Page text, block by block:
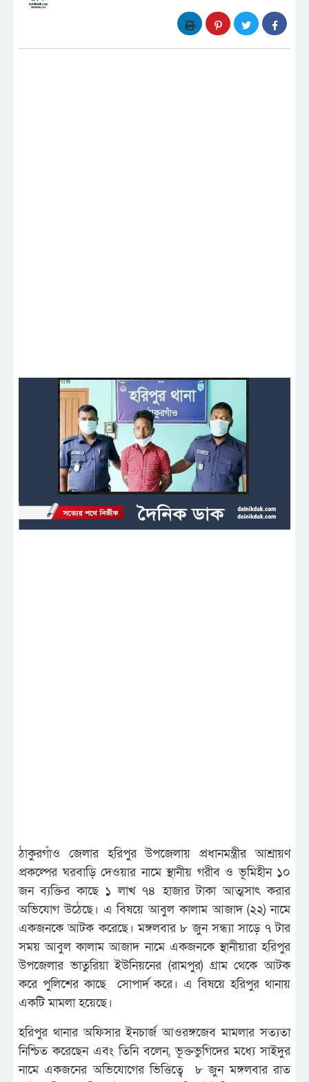
ঠাকুরগাঁও জেলার হরিপুর উপজেলায় প্রধানমন্ত্রীর আশ্রায়ণ
প্রকল্পের ঘরবাড়ি দেওয়ার নামে স্থানীয় গরীব ও ভূমিহীন ১০
জন ব্যক্তির কাছে ১ লাখ ৭৪ হাজার টাকা আত্মসাৎ করার
অভিযোগ উঠেছে। এ বিষয়ে আবুল কালাম আজাদ (২২) নামে
একজনকে আটক করেছে। মঙ্গলবার ৮ জুন সন্ধ্যা সাড়ে ৭ টার
সময় আবুল কালাম আজাদ নামে একজনকে স্থানীয়ারা হরিপুর
উপজেলার ভাতুরিয়া ইউনিয়নের (রামপুর) গ্রাম থেকে আটক
করে পুলিশের কাছে সোপার্দ করে। এ বিষয়ে হরিপুর থানায়
একটি মামলা হয়েছে।
হরিপুর থানার অফিসার ইনচার্জ আওরঙ্গজেব মামলার সত্যতা
নিশ্চিত করেছেন এবং তিনি বলেন, ভূক্তভুগিদের মধ্যে সাইদুর
নামে একজনের অভিযোগের ভিত্তিত্বে ৮ জুন মঙ্গলবার রাত